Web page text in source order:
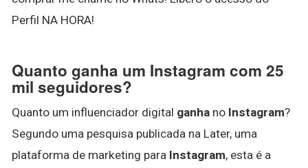
Perfil NA HORA!
Quanto ganha um Instagram com 25
mil seguidores?
Quanto um influenciador digital ganha no Instagram?
Segundo uma pesquisa publicada na Later, uma
plataforma de marketing para Instagram, esta é a